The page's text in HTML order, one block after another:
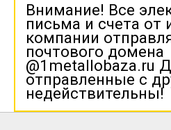
Внимание! Все
письма и счета от
компании
почтового домена
@1metallobaza.ru
отправленные с
недействительны!